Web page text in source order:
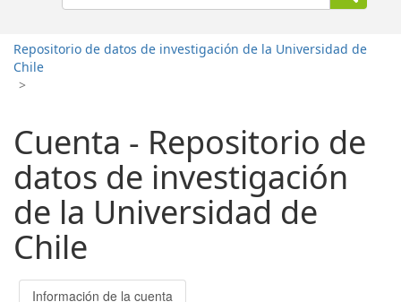
Repositorio de datos de investigación de la Universidad de
Chile
>
Cuenta - Repositorio de
datos de investigación
de la Universidad de
Chile
Información de la cuenta